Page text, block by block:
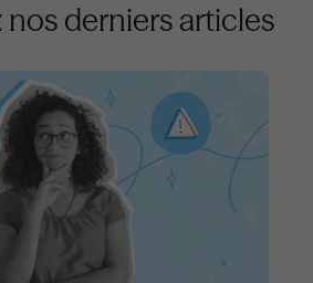
derniers articles